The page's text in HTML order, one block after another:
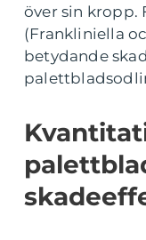
över sin
(Frankliniella
betydande